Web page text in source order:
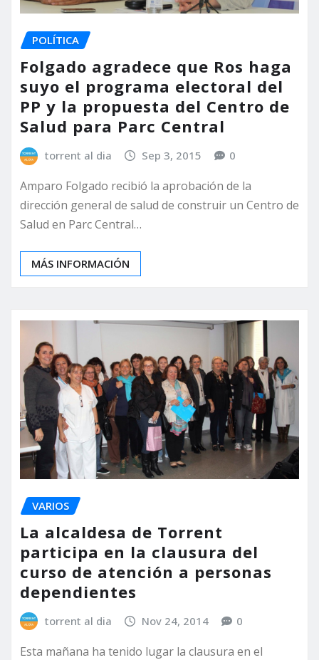
POLÍTICA
Folgado agradece que Ros haga
suyo el programa electoral del
PP y la propuesta del Centro de
Salud para Parc Central
torrent al dia Sep 3, 2015 0
Amparo Folgado recibió la aprobación de la
dirección general de salud de construir un Centro de
Salud en Parc Central…
MÁS INFORMACIÓN
VARIOS
La alcaldesa de Torrent
participa en la clausura del
curso de atención a personas
dependientes
torrent al dia Nov 24, 2014 0
Esta mañana ha tenido lugar la clausura en el